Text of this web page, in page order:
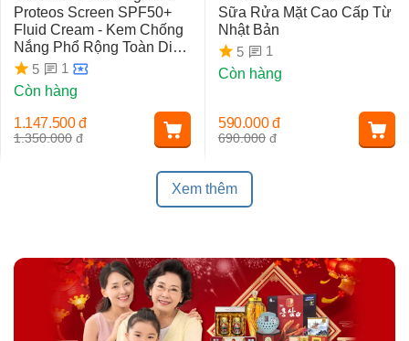
Proteos Screen SPF50+
Fluid Cream - Kem Chống
Nắng Phổ Rộng Toàn Diện
Ngừa Lão Hóa, Nám Da
5
1
Còn hàng
1.350.000 đ
1.147.500 đ
Sữa Rửa Mặt Cao Cấp Từ
Nhật Bản
5
1
Còn hàng
690.000 đ
590.000 đ
Xem thêm